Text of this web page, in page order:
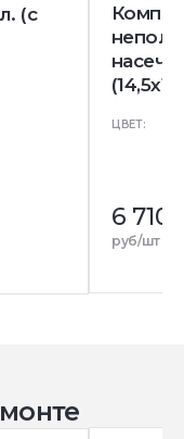
(с
непол.
ЦВЕТ:
6 710
руб/шт